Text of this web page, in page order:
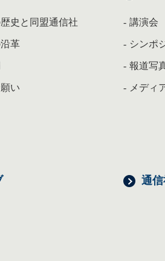
史と同盟通信社
革
い
講演会
シンポ
報道写
メディ
通